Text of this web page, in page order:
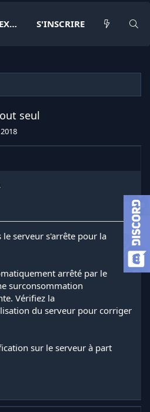
CONNEXION S'INSCRIRE
seul
serveur s'arrête pour la
arrêté par le
surconsommation
Vérifiez la
du serveur pour corriger
sur le serveur à part